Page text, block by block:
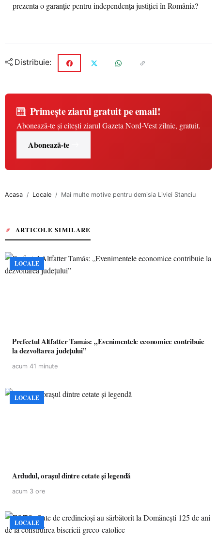
prezenta o garanție pentru independența justiției în România?
Distribuie:
Primește ziarul gratuit pe email!
Abonează-te și citești ziarul Gazeta Nord-Vest zilnic, gratuit.
Abonează-te
Acasa Locale Mai multe motive pentru demisia Liviei Stanciu
ARTICOLE SIMILARE
LOCALE
Prefectul Altfatter Tamás: „Evenimentele economice contribuie
la dezvoltarea județului”
acum 41 minute
LOCALE
Ardudul, orașul dintre cetate și legendă
acum 3 ore
LOCALE